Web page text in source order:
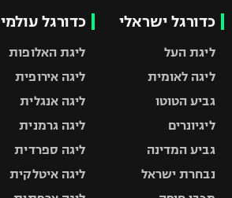
כדורגל ישראלי
ליגת העל
ליגה לאומית
גביע הטוטו
ליגיונרים
גביע המדינה
נבחרת ישראל
כדורגל עולמי
ליגת האלופות
ליגה אירופית
ליגה אנגלית
ליגה גרמנית
ליגה ספרדית
ליגה איטלקית